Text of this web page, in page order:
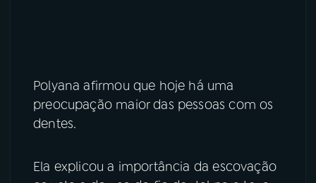
Polyana afirmou que hoje há uma
preocupação maior das pessoas com os
dentes.
Ela explicou a importância da escovação